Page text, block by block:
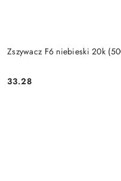
Zszywacz F6 niebieski 20k
Cena:
33.28